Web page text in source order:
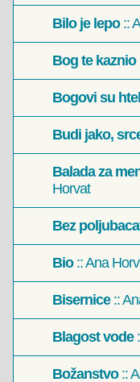
Bilo je lepo::
Bog te kaznio
Bogovi su
Budi jako,
Balada za
Horvat
Bez
Bio:: Ana
Bisernice::
Blagost vode
Božanstvo::